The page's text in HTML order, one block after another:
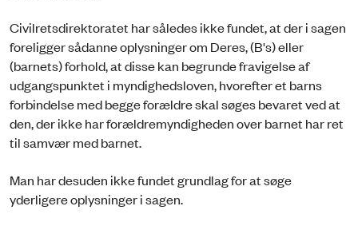
Civilretsdirektoratet har således ikke fundet, at der i sagen
foreligger sådanne oplysninger om Deres, (B's) eller
(barnets) forhold, at disse kan begrunde fravigelse af
udgangspunktet i myndighedsloven, hvorefter et barns
forbindelse med begge forældre skal søges bevaret ved at
den, der ikke har forældremyndigheden over barnet har ret
til samvær med barnet.
Man har desuden ikke fundet grundlag for at søge
yderligere oplysninger i sagen.